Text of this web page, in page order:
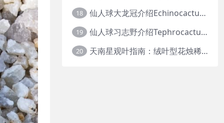
18 仙人球大龙冠介绍Echinocactus polycephalus
19 仙人球习志野介绍Tephrocactus geometricus
20 天南星观叶指南：绒叶型花烛稀有种质 · 帝王花烛等